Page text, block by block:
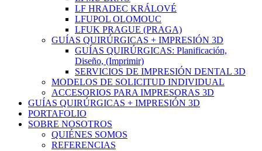
LF HRADEC KRÁLOVÉ
LFUPOL OLOMOUC
LFUK PRAGUE (PRAGA)
GUÍAS QUIRÚRGICAS + IMPRESIÓN 3D
GUÍAS QUIRÚRGICAS: Planificación,
Diseño, (Imprimir)
SERVICIOS DE IMPRESIÓN DENTAL 3D
MODELOS DE SOLICITUD INDIVIDUAL
ACCESORIOS PARA IMPRESORAS 3D
GUÍAS QUIRÚRGICAS + IMPRESIÓN 3D
PORTAFOLIO
SOBRE NOSOTROS
QUIÉNES SOMOS
REFERENCIAS